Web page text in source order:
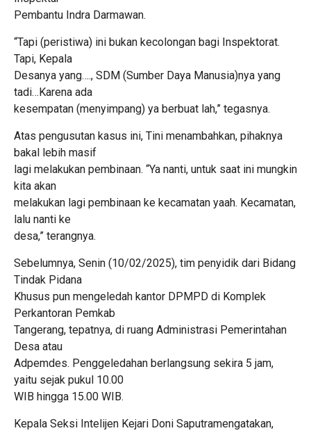
Pembantu Indra Darmawan.
“Tapi (peristiwa) ini bukan kecolongan bagi Inspektorat.
Tapi, Kepala
Desanya yang…., SDM (Sumber Daya Manusia)nya yang
tadi…Karena ada
kesempatan (menyimpang) ya berbuat lah,” tegasnya.
Atas pengusutan kasus ini, Tini menambahkan, pihaknya
bakal lebih masif
lagi melakukan pembinaan. “Ya nanti, untuk saat ini mungkin
kita akan
melakukan lagi pembinaan ke kecamatan yaah. Kecamatan,
lalu nanti ke
desa,” terangnya.
Sebelumnya, Senin (10/02/2025), tim penyidik dari Bidang
Tindak Pidana
Khusus pun mengeledah kantor DPMPD di Komplek
Perkantoran Pemkab
Tangerang, tepatnya, di ruang Administrasi Pemerintahan
Desa atau
Adpemdes. Penggeledahan berlangsung sekira 5 jam,
yaitu sejak pukul 10.00
WIB hingga 15.00 WIB.
Kepala Seksi Intelijen Kejari Doni Saputramengatakan,